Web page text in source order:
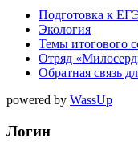
Подготовка к
Экология
Темы итогового
Отряд
Обратная связь
powered by WassUp
Логин